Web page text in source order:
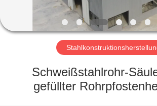
VR
SHOW
ÜBERSchweißstahlrohr-
gefüllter